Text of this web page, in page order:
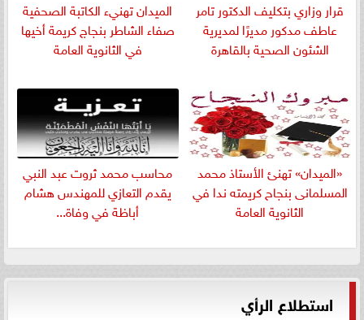
قرار وزاري بتكليف الدكتور تامر
عاطف مدكور مديرًا لمديرية
الشئون الصحية بالقاهرة
الميدان تهنيء الكاتبة الصحفية
صفاء الشاطر بنجاج كريمة أخيها
في الثانوية العامة
«الميدان» تهنئ الأستاذ محمد
المسلمانى بنجاح كريمته ندا في
الثانوية العامة
​محاسب محمد ثروت عبد النبي
يقدم التعازي للمهندس هشام
أباظة في وفاة...
استطلاع الرأي